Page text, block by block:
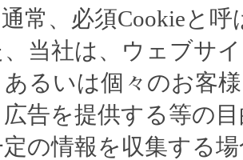
常、必須Cookieと
当社は、ウェブサ
あるいは個々のお客
告を提供する等の
の情報を収集する